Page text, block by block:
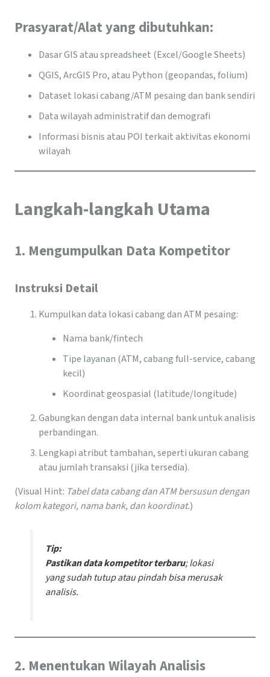
Prasyarat/Alat yang dibutuhkan:
Dasar GIS atau spreadsheet (Excel/Google Sheets)
QGIS, ArcGIS Pro, atau Python (geopandas, folium)
Dataset lokasi cabang/ATM pesaing dan bank sendiri
Data wilayah administratif dan demografi
Informasi bisnis atau POI terkait aktivitas ekonomi
wilayah
Langkah-langkah Utama
1. Mengumpulkan Data Kompetitor
Instruksi Detail
Kumpulkan data lokasi cabang dan ATM pesaing:
Nama bank/fintech
Tipe layanan (ATM, cabang full-service, cabang
kecil)
Koordinat geospasial (latitude/longitude)
Gabungkan dengan data internal bank untuk analisis
perbandingan.
Lengkapi atribut tambahan, seperti ukuran cabang
atau jumlah transaksi (jika tersedia).
(Visual Hint: Tabel data cabang dan ATM bersusun dengan
kolom kategori, nama bank, dan koordinat.)
Tip:
Pastikan data kompetitor terbaru; lokasi
yang sudah tutup atau pindah bisa merusak
analisis.
2. Menentukan Wilayah Analisis